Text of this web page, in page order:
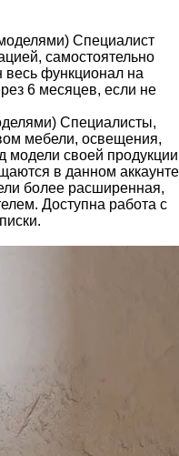
Специалист
самостоятельно
весь функционал на
6 месяцев, если не
Специалисты,
мебели, освещения,
модели своей продукции
в данном аккаунте
более расширенная,
Доступна работа с